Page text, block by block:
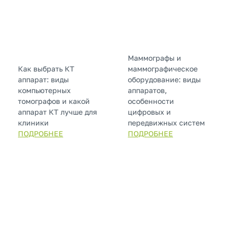
Как выбрать КТ
аппарат: виды
компьютерных
томографов и какой
аппарат КТ лучше для
клиники
ПОДРОБНЕЕ
Маммографы и
маммографическое
оборудование: виды
аппаратов,
особенности
цифровых и
передвижных систем
ПОДРОБНЕЕ